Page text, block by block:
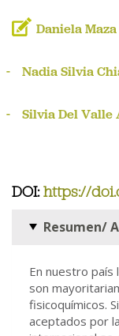
Daniela Maza
Nadia Silvia
Silvia Del Valle
DOI: https://
Resumen/
En nuestro país
son
fisicoquímicos.
aceptados por